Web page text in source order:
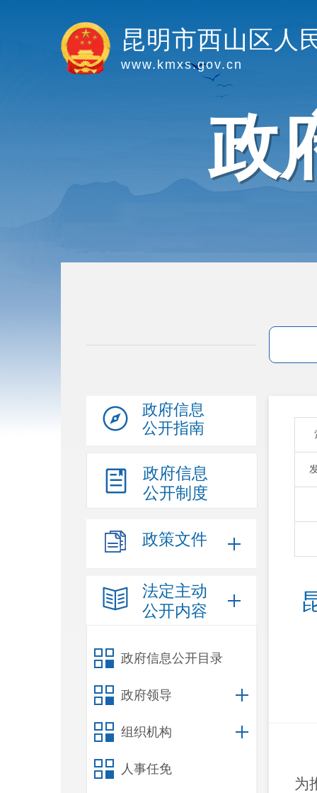
昆明市西山区人
www.kmxs.gov.cn
政
政府信息
公开指南
政府信息
公开制度
政策文件
法定主动
公开内容
政府信息公开目录
政府领导
组织机构
人事任免
为